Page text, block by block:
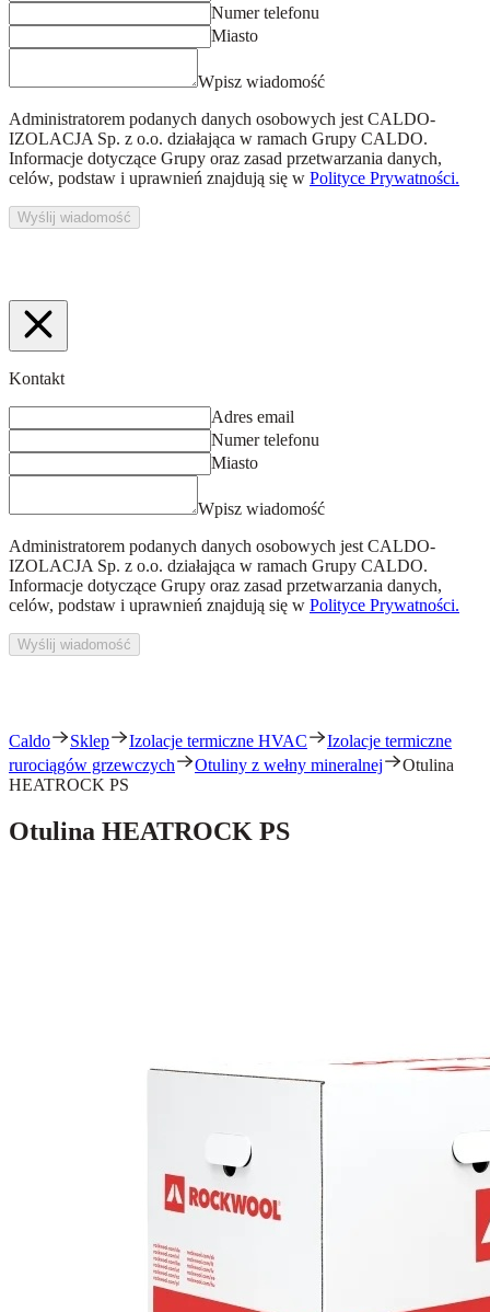
Numer telefonu
Miasto
Wpisz wiadomość
Administratorem podanych danych osobowych jest CALDO-
IZOLACJA Sp. z o.o. działająca w ramach Grupy CALDO.
Informacje dotyczące Grupy oraz zasad przetwarzania danych,
celów, podstaw i uprawnień znajdują się w Polityce Prywatności.
Wyślij wiadomość
Kontakt
Adres email
Numer telefonu
Miasto
Wpisz wiadomość
Administratorem podanych danych osobowych jest CALDO-
IZOLACJA Sp. z o.o. działająca w ramach Grupy CALDO.
Informacje dotyczące Grupy oraz zasad przetwarzania danych,
celów, podstaw i uprawnień znajdują się w Polityce Prywatności.
Wyślij wiadomość
Caldo Sklep Izolacje termiczne HVAC
Izolacje termiczne
rurociągów grzewczych
Otuliny z wełny mineralnej
Otulina
HEATROCK PS
Otulina HEATROCK PS